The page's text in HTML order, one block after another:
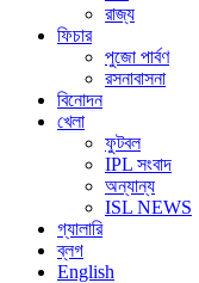
রাজ্য
ফিচার
পুজো পার্বণ
রসনাবাসনা
বিনোদন
খেলা
ফুটবল
IPL সংবাদ
অন্যান্য
ISL NEWS
গ্যালারি
ব্লগ
English